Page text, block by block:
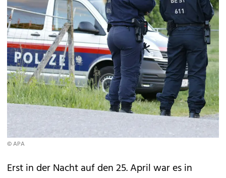
© APA
Erst in der Nacht auf den 25. April war es in